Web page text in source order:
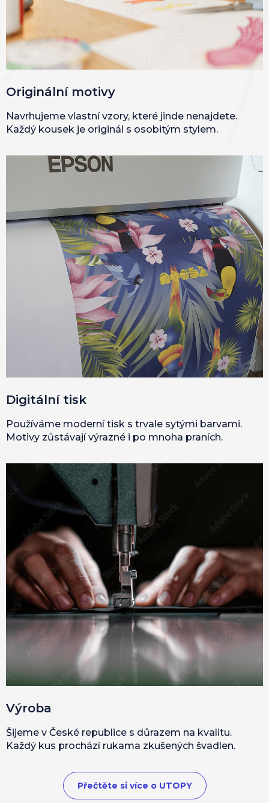
Originální motivy
Navrhujeme vlastní vzory, které jinde nenajdete.
Každý kousek je originál s osobitým stylem.
Digitální tisk
Používáme moderní tisk s trvale sytými barvami.
Motivy zůstávají výrazné i po mnoha praních.
Výroba
Šijeme v České republice s důrazem na kvalitu.
Každý kus prochází rukama zkušených švadlen.
Přečtěte si více o UTOPY